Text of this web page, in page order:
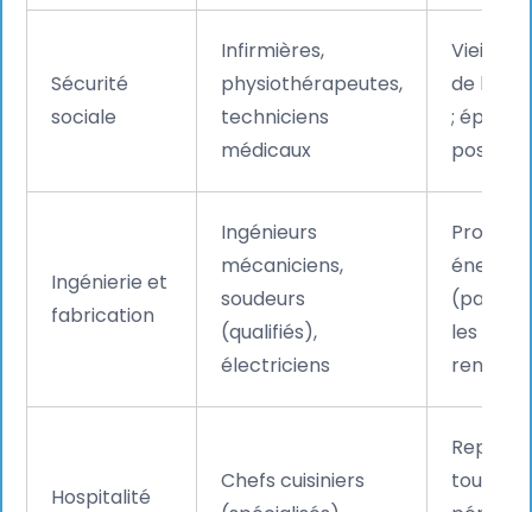
Sécurité
sociale
Infirmières,
physiothérapeutes,
techniciens
médicaux
de la
;
post-
Ingénierie et
fabrication
Ingénieurs
mécaniciens,
soudeurs
(qualifiés),
électriciens
(par
les
Hospitalité
Chefs cuisiniers
Reprise